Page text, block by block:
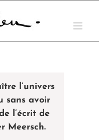
l’univers
sans avoir
l’écrit de
Meersch.